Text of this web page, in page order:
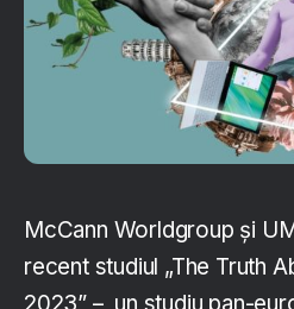
McCann Worldgroup și
recent studiul „The Truth